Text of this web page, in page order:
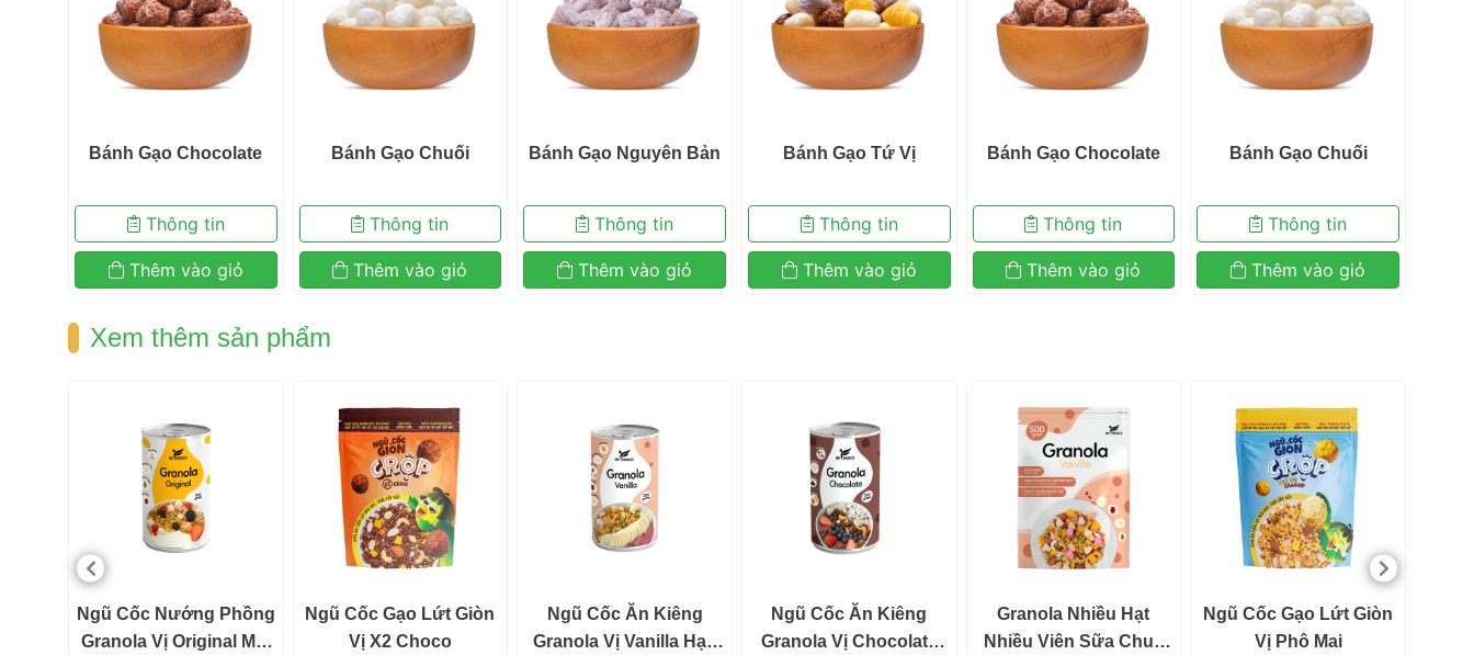
Để đảm bảo tính thơm ngon và healthy của bánh, Be Fresco cam kết
Bánh Gạo Chocolate
Thông tin
Thêm vào giỏ
Bánh Gạo Chuối
Thông tin
Thêm vào giỏ
Bánh Gạo Nguyên Bản
Thông tin
Thêm vào giỏ
Bánh Gạo Tứ Vị
Thông tin
Thêm vào giỏ
Bánh Gạo Chocolate
Thông tin
Thêm vào giỏ
Bánh Gạo Chuối
Thông tin
Thêm vào giỏ
Xem thêm sản phẩm
Ngũ Cốc Nướng Phồng
Granola Vị Original Mix
Ngũ Cốc Gạo Lứt Giòn
Vị X2 Choco
Ngũ Cốc Ăn Kiêng
Granola Vị Vanilla Hạt,
Ngũ Cốc Ăn Kiêng
Granola Vị Chocolate
Granola Nhiều Hạt
Nhiều Viên Sữa Chua
Ngũ Cốc Gạo Lứt Giòn
Vị Phô Mai